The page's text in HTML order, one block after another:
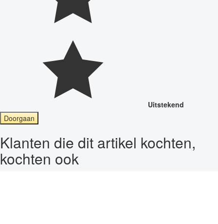
Uitstekend
Doorgaan
Klanten die dit artikel kochten,
kochten ook